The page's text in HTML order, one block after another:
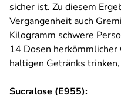
sicher ist. Zu diesem
Vergangenheit auch
Kilogramm schwere
14 Dosen
haltigen Getränks
Sucralose (E955):